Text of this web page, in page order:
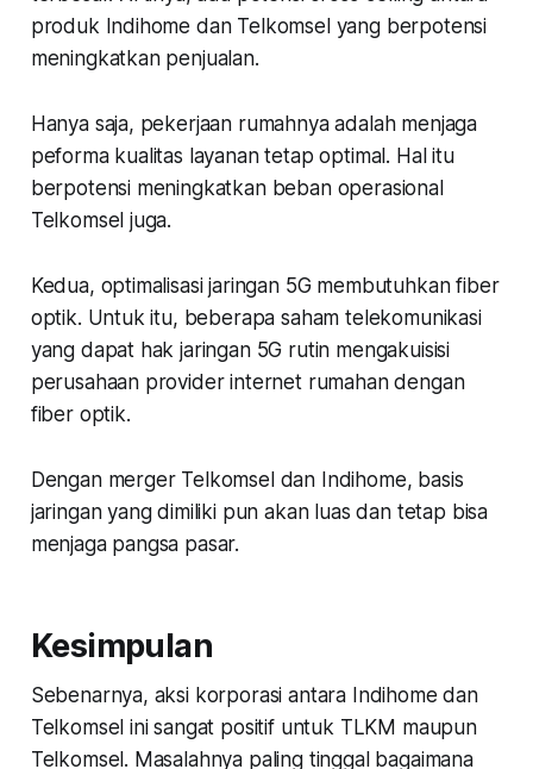
produk Indihome dan Telkomsel yang berpotensi
meningkatkan penjualan.
Hanya saja, pekerjaan rumahnya adalah menjaga
peforma kualitas layanan tetap optimal. Hal itu
berpotensi meningkatkan beban operasional
Telkomsel juga.
Kedua, optimalisasi jaringan 5G membutuhkan fiber
optik. Untuk itu, beberapa saham telekomunikasi
yang dapat hak jaringan 5G rutin mengakuisisi
perusahaan provider internet rumahan dengan
fiber optik.
Dengan merger Telkomsel dan Indihome, basis
jaringan yang dimiliki pun akan luas dan tetap bisa
menjaga pangsa pasar.
Kesimpulan
Sebenarnya, aksi korporasi antara Indihome dan
Telkomsel ini sangat positif untuk TLKM maupun
Telkomsel. Masalahnya paling tinggal bagaimana